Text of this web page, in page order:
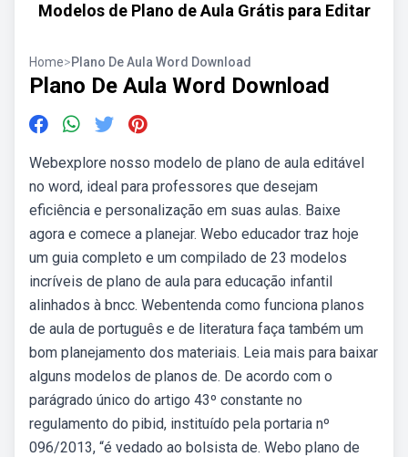
Modelos de Plano de Aula Grátis para Editar
Home>Plano De Aula Word Download
Plano De Aula Word Download
Webexplore nosso modelo de plano de aula editável
no word, ideal para professores que desejam
eficiência e personalização em suas aulas. Baixe
agora e comece a planejar. Webo educador traz hoje
um guia completo e um compilado de 23 modelos
incríveis de plano de aula para educação infantil
alinhados à bncc. Webentenda como funciona planos
de aula de português e de literatura faça também um
bom planejamento dos materiais. Leia mais para baixar
alguns modelos de planos de. De acordo com o
parágrado único do artigo 43º constante no
regulamento do pibid, instituído pela portaria nº
096/2013, “é vedado ao bolsista de. Webo plano de